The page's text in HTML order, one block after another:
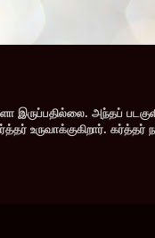
அந்தப்
உருவாக்குகிறார்.